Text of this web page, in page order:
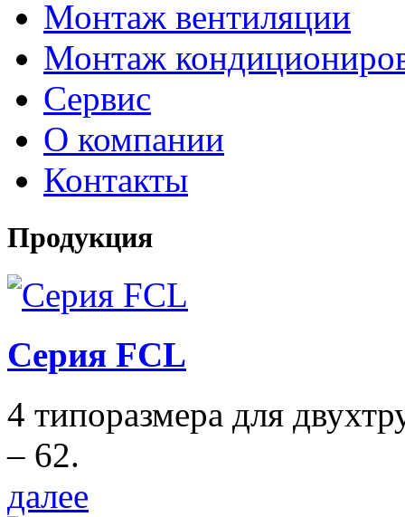
Монтаж вентиляции
Монтаж
Сервис
О компании
Контакты
Продукция
Серия FCL
4 типоразмера для
– 62.
далее